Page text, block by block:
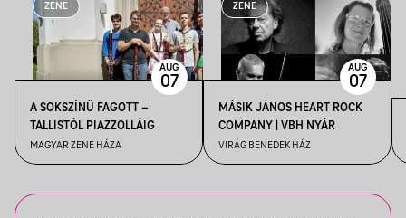
ZENE
A SOKSZÍNŰ FAGOTT –
TALLISTÓL PIAZZOLLÁIG
MAGYAR ZENE HÁZA
AUG
07
ZENE
MÁSIK JÁNOS HEART ROCK
COMPANY | VBH NYÁR
VIRÁG BENEDEK HÁZ
AUG
07